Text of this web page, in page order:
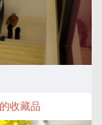
收藏品